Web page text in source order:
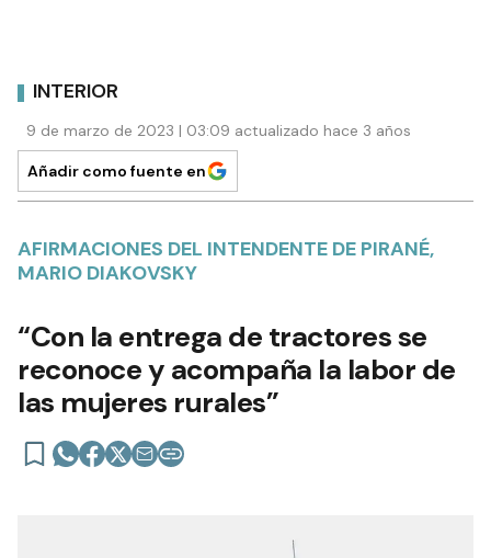
INTERIOR
9 de marzo de 2023 | 03:09 actualizado hace 3 años
Añadir como fuente en
AFIRMACIONES DEL INTENDENTE DE PIRANÉ,
MARIO DIAKOVSKY
“Con la entrega de tractores se
reconoce y acompaña la labor de
las mujeres rurales”